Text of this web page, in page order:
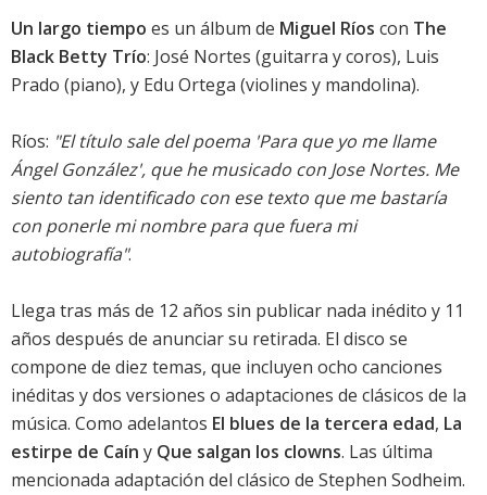
Un largo tiempo es un álbum de Miguel Ríos con The
Black Betty Trío: José Nortes (guitarra y coros), Luis
Prado (piano), y Edu Ortega (violines y mandolina).
Ríos: "El título sale del poema 'Para que yo me llame
Ángel González', que he musicado con Jose Nortes. Me
siento tan identificado con ese texto que me bastaría
con ponerle mi nombre para que fuera mi
autobiografía".
Llega tras más de 12 años sin publicar nada inédito y 11
años después de anunciar su retirada. El disco se
compone de diez temas, que incluyen ocho canciones
inéditas y dos versiones o adaptaciones de clásicos de la
música. Como adelantos El blues de la tercera edad, La
estirpe de Caín y Que salgan los clowns. Las última
mencionada adaptación del clásico de Stephen Sodheim.